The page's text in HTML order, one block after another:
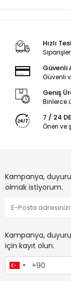
Hızlı
Güvenli
Güvenli
Geniş
Binlerce
7 / 24
Öneri ve
Kampanya,
olmak istiyorum.
Kampanya,
için kayıt olun.